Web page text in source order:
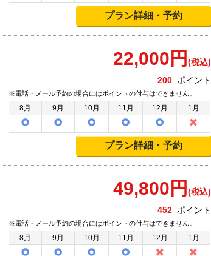
プラン詳細・予約
22,000 円 (税込)
200 ポイント
※電話・メール予約の場合にはポイントの付与はできません。
8月 9月 10月 11月 12月 1月
プラン詳細・予約
49,800 円 (税込)
452 ポイント
※電話・メール予約の場合にはポイントの付与はできません。
8月 9月 10月 11月 12月 1月